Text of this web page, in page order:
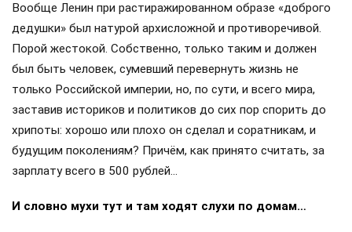
Вообще Ленин при растиражированном образе «доброго
дедушки» был натурой архисложной и противоречивой.
Порой жестокой. Собственно, только таким и должен
был быть человек, сумевший перевернуть жизнь не
только Российской империи, но, по сути, и всего мира,
заставив историков и политиков до сих пор спорить до
хрипоты: хорошо или плохо он сделал и соратникам, и
будущим поколениям? Причём, как принято считать, за
зарплату всего в 500 рублей…
И словно мухи тут и там ходят слухи по домам…